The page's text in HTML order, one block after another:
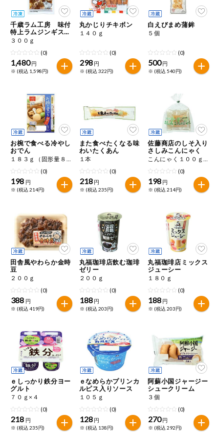
今週のお買い
得
コープ商品
今週の新登場
トク
複数注文でお
トク
ポイントがも
らえる！
お弁当用商品
ミールキット
組合員さんの
リクエスト
いいもんみっ
け
オーガニック
ベビー・キッ
ズ関連
サプリメン
ト・栄養補助
食品
アレルゲン対
応
エシカル
千歳ラム工房 味付
特上ラムジンギスカ
ン
３００ｇ
(0)
1,480 円
※ (税込 1,598円)
丸かじりチキボン
１４０ｇ
(0)
298 円
※ (税込 322円)
白えびまめ蒲鉾
５個
(0)
500円
※ (税込 540円)
お椀で食べる冷やし
おでん
１８３ｇ（固形量８２ｇ）
(0)
198 円
※ (税込 214円)
また食べたくなる味
わいたくあん
１本
(0)
218 円
※ (税込 235円)
佐藤商店のしそ入り
さしみこんにゃく
こんにゃく１００ｇ、酢みそ２０ｇ
(0)
198 円
※ (税込 214円)
田舎風やわらか金時
豆
２００ｇ
(0)
388 円
※ (税込 419円)
丸福珈琲店飲む珈琲
ゼリー
２００ｇ
(0)
188 円
※ (税込 203円)
丸福珈琲店ミックス
ジューシー
１８０ｇ
(0)
188 円
※ (税込 203円)
ｅしっかり鉄分ヨー
グルト
７０ｇ×４
(0)
218 円
※ (税込 235円)
ｅなめらかプリンカ
ルピス入りソース
１０５ｇ
(0)
128 円
※ (税込 138円)
阿蘇小国ジャージー
シュークリーム
３個
(0)
270円
※ (税込 292円)